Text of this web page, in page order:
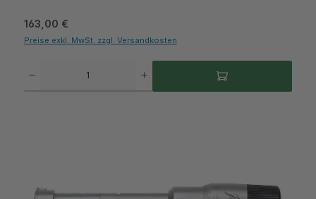
IndustryLine
Regulärer Preis:
163,00 €
Preise exkl. MwSt. zzgl. Versandkosten